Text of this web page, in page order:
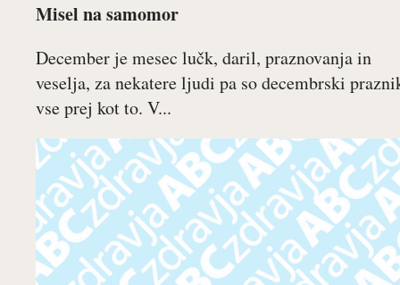
Misel na samomor
December je mesec lučk, daril, praznovanja in
veselja, za nekatere ljudi pa so decembrski
vse prej kot to. V...